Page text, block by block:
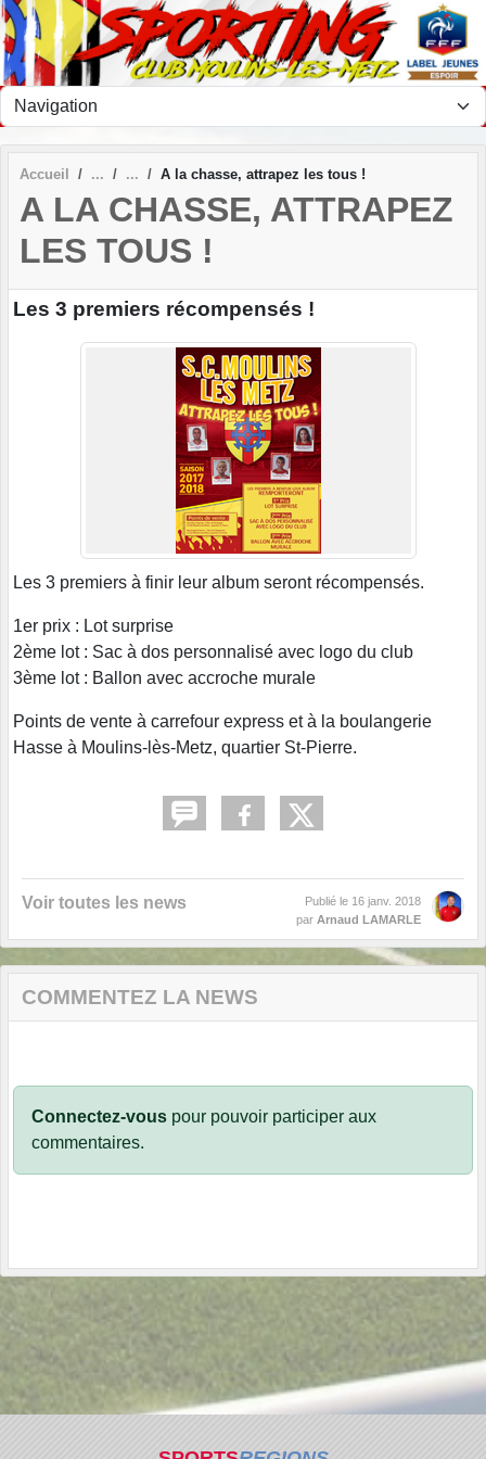
Accueil A la chasse, attrapez les tous !
A LA CHASSE, ATTRAPEZ
LES TOUS !
Les 3 premiers récompensés !
Les 3 premiers à finir leur album seront récompensés.
1er prix : Lot surprise
2ème lot : Sac à dos personnalisé avec logo du club
3ème lot : Ballon avec accroche murale
Points de vente à carrefour express et à la boulangerie
Hasse à Moulins-lès-Metz, quartier St-Pierre.
Voir toutes les news Publié le 16 janv. 2018
par Arnaud LAMARLE
COMMENTEZ LA NEWS
Connectez-vous pour pouvoir participer aux
commentaires.
Panneau de gestion des cookies